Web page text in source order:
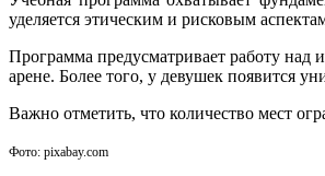
уделяется этическим и рисковым
Программа предусматривает работу
арене. Более того, у девушек появится
Важно отметить, что количество мест
Фото: pixabay.com